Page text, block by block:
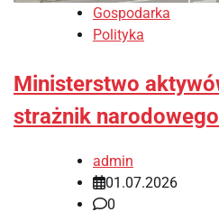
Gospodarka
Polityka
Ministerstwo
strażnik
admin
01.07.2026
0